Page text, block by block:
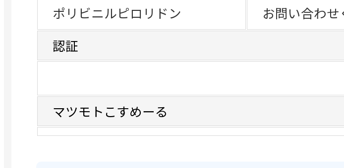
ポリビニルピロリドン
お問い合わせ
認証
マツモトこすめーる